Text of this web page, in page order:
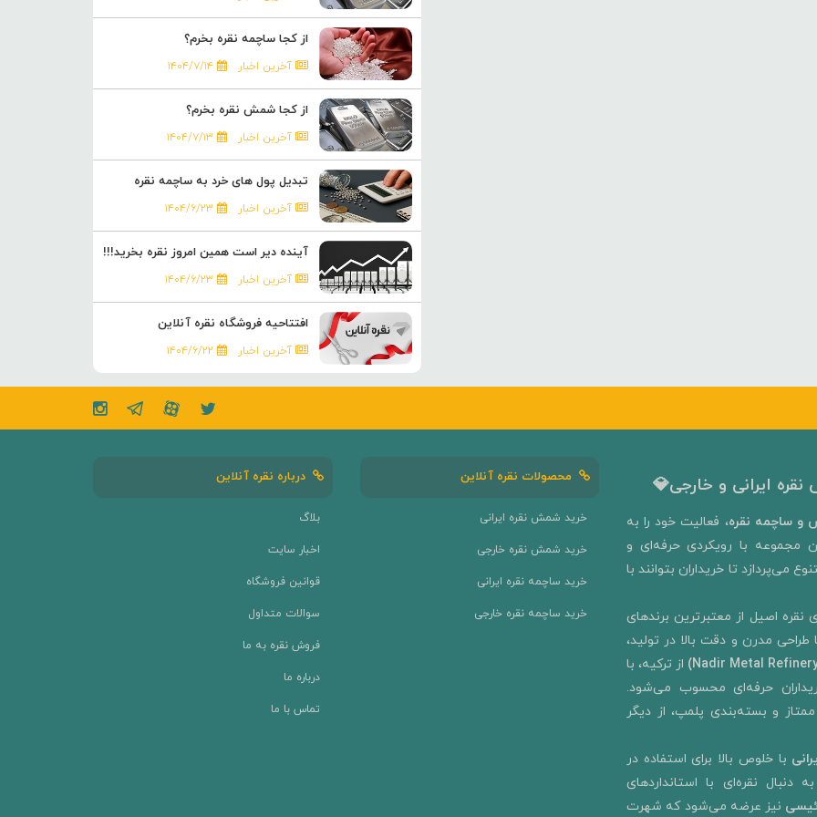
از کجا ساچمه نقره بخرم؟
آخرین اخبار ۱۴۰۴/۷/۱۴
از کجا شمش نقره بخرم؟
آخرین اخبار ۱۴۰۴/۷/۱۳
تبدیل پول های خرد به ساچمه نقره
آخرین اخبار ۱۴۰۴/۶/۲۳
آینده دیر است همین امروز نقره بخرید!!!
آخرین اخبار ۱۴۰۴/۶/۲۳
افتتاحیه فروشگاه نقره آنلاین
آخرین اخبار ۱۴۰۴/۶/۲۲
ایرانی و خارجی💎
ساچمه نقره، فعالیت خود را به‌
مجموعه با رویکردی حرفه‌ای و
می‌پردازد تا خریداران بتوانند با
اصیل از معتبرترین برندهای
طراحی مدرن و دقت بالا در تولید،
از ترکیه، با
خریداران حرفه‌ای محسوب می‌شود.
و بسته‌بندی پلمپ، از دیگر
با خلوص بالا برای استفاده در
نقره‌ای با استانداردهای
نیز عرضه می‌شود که شهرت
محصولات نقره آنلاین
خرید شمش نقره ایرانی
خرید شمش نقره خارجی
خرید ساچمه نقره ایرانی
خرید ساچمه نقره خارجی
درباره نقره آنلاین
بلاگ
اخبار سایت
قوانین فروشگاه
سوالات متداول
فروش نقره به ما
درباره ما
تماس با ما